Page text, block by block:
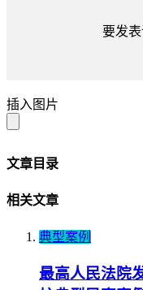
要发
插入图片
文章目录
相关文章
典型案例
最高人民法院